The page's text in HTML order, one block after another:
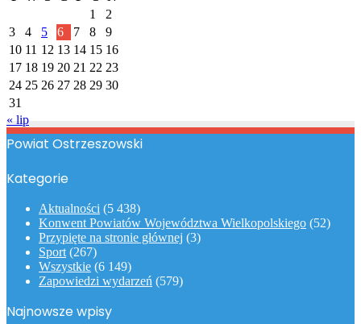
1
2
3
4 5 6 7 8
9
10 11 12 13 14 15 16
17 18 19 20 21 22 23
24 25 26 27 28 29 30
31
« lip
Powiat Ostrzeszowski
Kategorie
Aktualności (5 438)
Konwent Powiatów Województwa Wielkopolskiego (52)
Przypięte na stronie głównej (3)
Sport (267)
Wszystkie (6 149)
Zapowiedzi wydarzeń (579)
Najnowsze wpisy